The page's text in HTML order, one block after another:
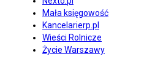
Mała księgowość
Kancelarierp.pl
Wieści Rolnicze
Życie Warszawy